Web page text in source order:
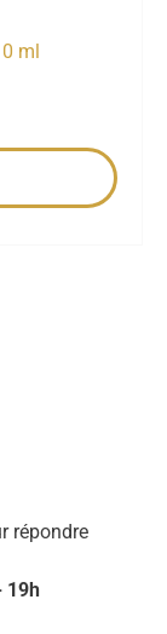
ml
répondre
19h